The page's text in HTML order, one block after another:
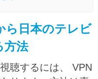
ら日本のテレビ
方法
聴するには、 VPN